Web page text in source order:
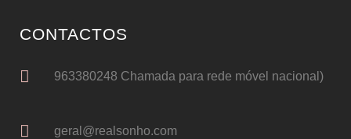
CONTACTOS
963380248 Chamada para rede móvel nacional)
geral@realsonho.com